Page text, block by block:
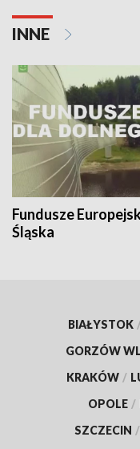
INNE
Fundusze
Śląska
BIAŁYSTOK
GORZÓW
KRAKÓW /
OPOLE /
SZCZECIN /